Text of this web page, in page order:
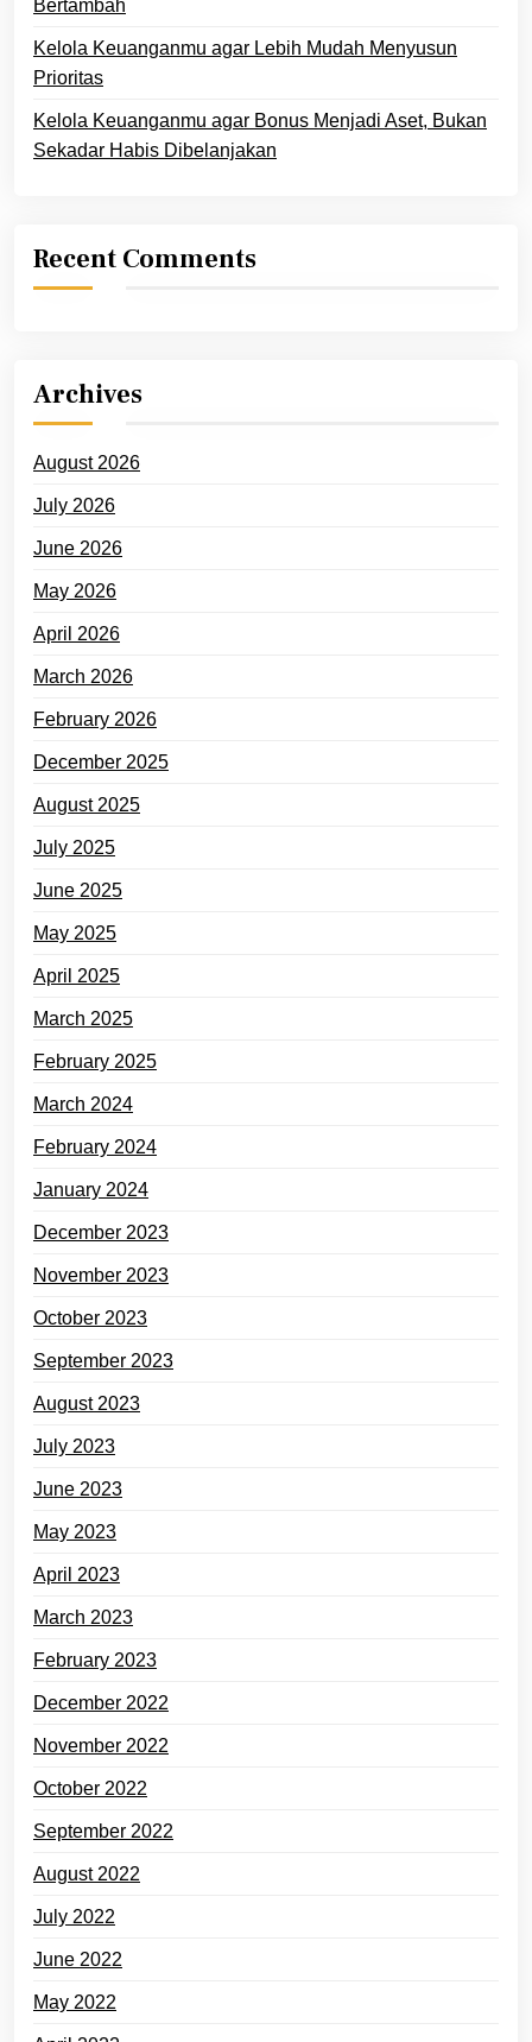
Bertambah
Kelola Keuanganmu agar Lebih Mudah Menyusun
Prioritas
Kelola Keuanganmu agar Bonus Menjadi Aset, Bukan
Sekadar Habis Dibelanjakan
Recent Comments
Archives
August 2026
July 2026
June 2026
May 2026
April 2026
March 2026
February 2026
December 2025
August 2025
July 2025
June 2025
May 2025
April 2025
March 2025
February 2025
March 2024
February 2024
January 2024
December 2023
November 2023
October 2023
September 2023
August 2023
July 2023
June 2023
May 2023
April 2023
March 2023
February 2023
December 2022
November 2022
October 2022
September 2022
August 2022
July 2022
June 2022
May 2022